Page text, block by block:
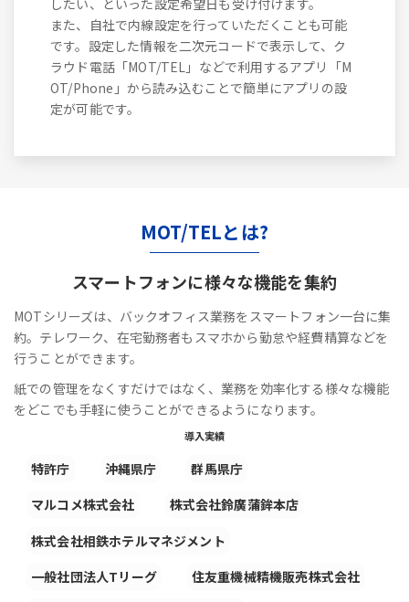
また、自社で内線設定を行っていただくことも可能
です。設定した情報を二次元コードで表示して、ク
ラウド電話「MOT/TEL」などで利用するアプリ「M
OT/Phone」から読み込むことで簡単にアプリの設
定が可能です。
MOT/TELとは?
スマートフォンに様々な機能を集約
MOTシリーズは、バックオフィス業務をスマートフォン一台に集
約。テレワーク、在宅勤務者もスマホから勤怠や経費精算などを
行うことができます。
紙での管理をなくすだけではなく、業務を効率化する様々な機能
をどこでも手軽に使うことができるようになります。
導入実績
特許庁 沖縄県庁
群馬県庁
マルコメ株式会社
株式会社鈴廣蒲鉾本店
株式会社相鉄ホテルマネジメント
一般社団法人Tリーグ
住友重機械精機販売株式会社